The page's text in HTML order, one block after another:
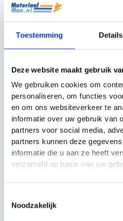
Toestemming Details
Deze website maakt gebruik
We gebruiken cookies om
personaliseren, om functies
en om ons websiteverkeer te
informatie over uw gebruik van
partners voor social media,
partners kunnen deze
informatie die u aan ze heeft
verzameld op basis van uw
Noodzakelijk
Verstelbare Horden
Set Precision
€79.99Oorspronkelijke
prijs
€79.99.
€69.99
prijs
€69.99.
Mini Horden Kopen
Met demini horden
de mini horden is de hoogte;
meer inspannen om over de
stappen of springen. Dat
motorische vaardigheden en
voetenwerk.
Waar Let U Op Bij Het Kopen
Bij het kopen van mini
een aantal zaken te letten:
Trainingsdoelen en
oefeningen snelle,